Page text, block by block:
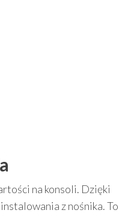
na konsoli. Dzięki
z nośnika. To